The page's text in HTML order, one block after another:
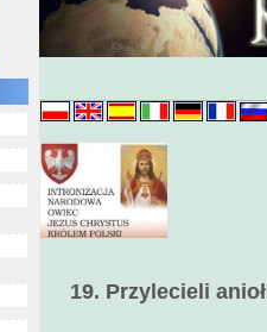
19. Przylecieli